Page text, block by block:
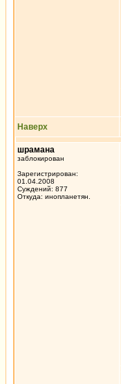
Наверх
шрамана
заблокирован
Зарегистрирован:
01.04.2008
Суждений: 877
Откуда: инопланетян.